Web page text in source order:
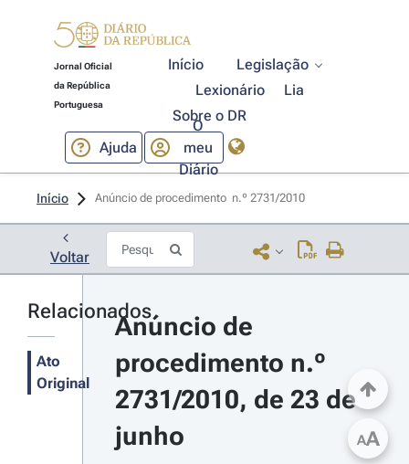
Jornal Oficial
da República
Portuguesa
Início
Legislação
Lexionário
Lia
Sobre o DR
Ajuda
O
meu
Diário
Início Anúncio de procedimento  n.º 2731/2010
Voltar
Relacionados
Ato
Original
Anúncio de
procedimento n.º
2731/2010, de 23 de
junho
AA